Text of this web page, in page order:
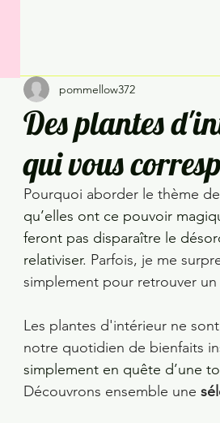
Des plantes
qui vous
pommellow372
Pourquoi aborder le thème
qu’elles ont ce pouvoir
feront pas disparaître le
relativiser. Parfois, je me
simplement pour retrouver
Les plantes d'intérieur ne
notre quotidien de bienfaits
simplement en quête d’une
Découvrons ensemble une